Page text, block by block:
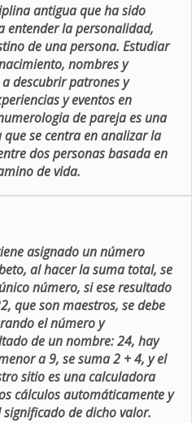
antigua que ha sido
entender la personalidad,
de una persona. Estudiar
nombres y
descubrir patrones y
y eventos en
de pareja es una
se centra en analizar la
dos personas basada en
de vida.
asignado un número
al hacer la suma total, se
número, si ese resultado
que son maestros, se debe
el número y
de un nombre: 24, hay
a 9, se suma 2 + 4, y el
sitio es una calculadora
cálculos automáticamente y
de dicho valor.